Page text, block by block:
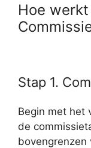
Hoe
Stap 1.
Begin met het
de
bovengrenzen